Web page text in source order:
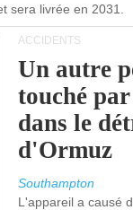
sera livrée en 2031.
ACCIDENTS
Un autre
touché
dans le
d'Ormuz
Southampton
L'appareil a causé